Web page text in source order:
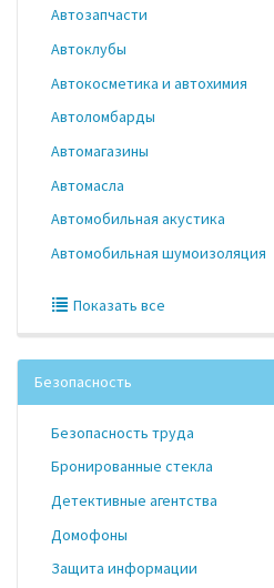
Автозапчасти
Автоклубы
Автокосметика и автохимия
Автоломбарды
Автомагазины
Автомасла
Автомобильная акустика
Автомобильная шумоизоляция
Показать все
Безопасность
Безопасность труда
Бронированные стекла
Детективные агентства
Домофоны
Защита информации